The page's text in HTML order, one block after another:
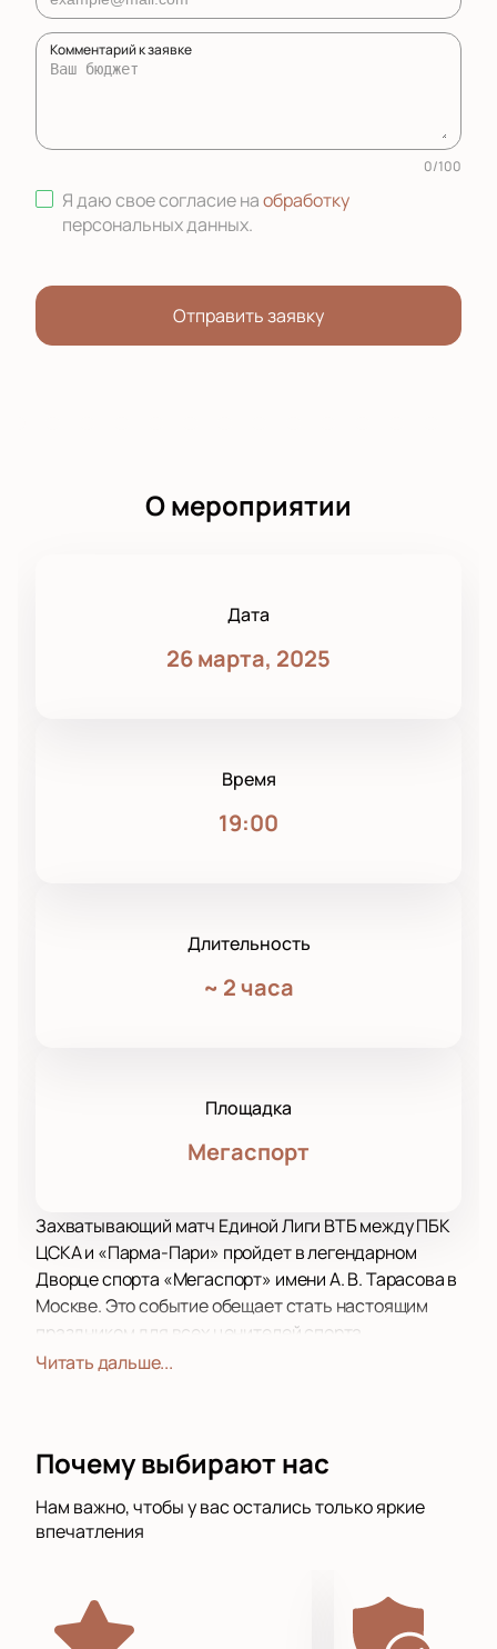
Комментарий к заявке
0/100
Я даю свое согласие наобработку
персональных данных.
Отправить заявку
О мероприятии
Дата
26 марта, 2025
Время
19:00
Длительность
~ 2 часа
Площадка
Мегаспорт
Захватывающий матч Единой Лиги ВТБ между ПБК
ЦСКА и «Парма-Пари» пройдет в легендарном
Дворце спорта «Мегаспорт» имени А. В. Тарасова в
Москве. Это событие обещает стать настоящим
праздником для всех ценителей спорта.
ЦСКА — самый титулованный российский
«Парма», представляет Пермь и является
выступают в Единой Лиге ВТБ, турнире, который
объединяет лучшие команды Восточной и
России.
Дворец спорта «Мегаспорт» — это современное
Читать дальше...
Почему выбирают нас
Нам важно, чтобы у вас остались только яркие
впечатления